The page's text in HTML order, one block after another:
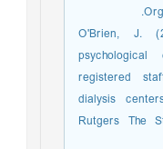
O'Brien, J.
registered
dialysis
Rutgers The